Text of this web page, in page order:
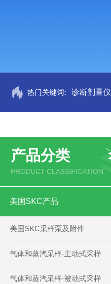
热门关键词: 诊断剂量仪
产品分类
PRODUCT CLASSIFICATION
美国SKC产品
美国SKC采样泵及附件
气体和蒸汽采样-主动式采样
气体和蒸汽采样-被动式采样